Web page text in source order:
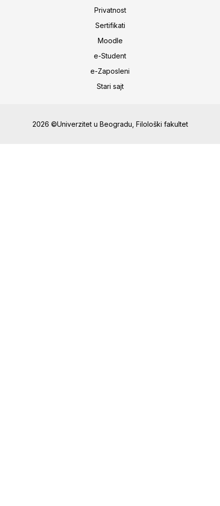
Privatnost
Sertifikati
Moodle
e-Student
e-Zaposleni
Stari sajt
2026 ©Univerzitet u Beogradu, Filološki fakultet